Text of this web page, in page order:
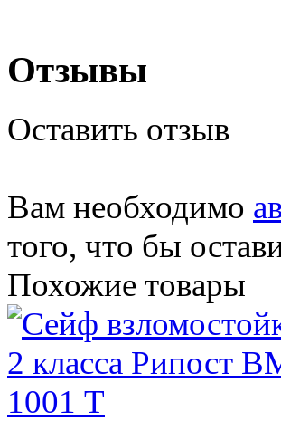
Отзывы
Оставить отзыв
Вам необходимо
того, что бы
Похожие товары